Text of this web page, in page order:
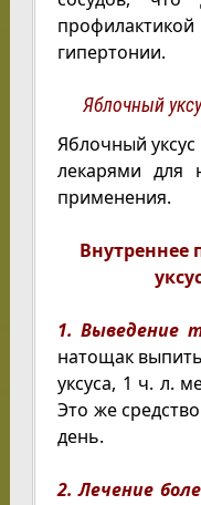
гипертонии.
Яблочный
Яблочный
лекарями для
применения.
Внутреннее
1. Выведение
натощак
уксуса, 1 ч. л.
Это же
день.
2. Лечение